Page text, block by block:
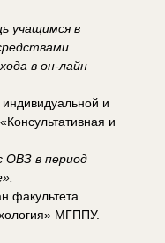
учащимся в
в он-лайн
и
и
ОВЗ в период
факультета
МГППУ.